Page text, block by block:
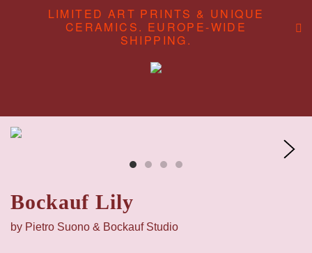
LIMITED ART PRINTS & UNIQUE
CERAMICS. EUROPE-WIDE
SHIPPING.
CONTENT STUDIO
Bockauf Lily
by Pietro Suono & Bockauf Studio